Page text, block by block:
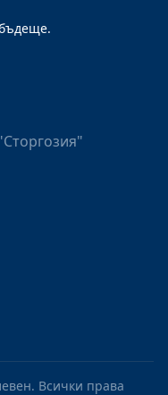
Всички права